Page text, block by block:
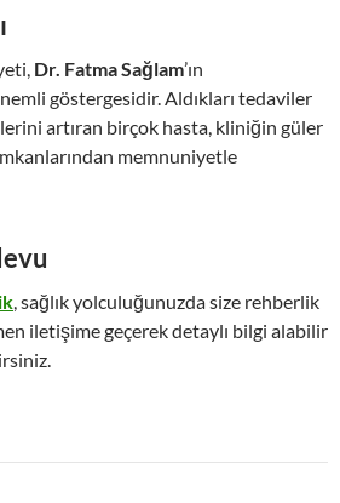
Dr. Fatma Sağlam’ın
göstergesidir. Aldıkları tedaviler
artıran birçok hasta, kliniğin güler
memnuniyetle
, sağlık yolculuğunuzda size rehberlik
iletişime geçerek detaylı bilgi alabilir